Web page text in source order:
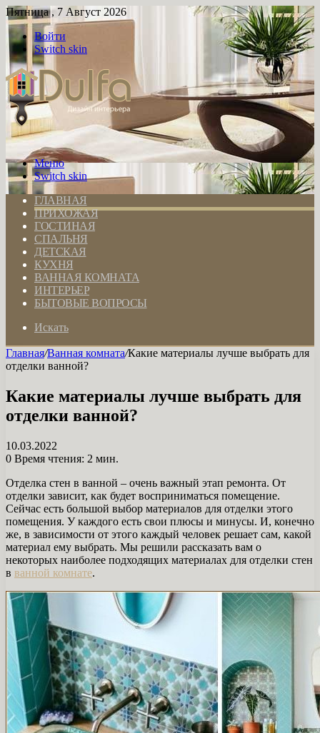
Пятница , 7 Август 2026
Войти
Switch skin
Меню
Switch skin
ГЛАВНАЯ
ПРИХОЖАЯ
ГОСТИНАЯ
СПАЛЬНЯ
ДЕТСКАЯ
КУХНЯ
ВАННАЯ КОМНАТА
ИНТЕРЬЕР
БЫТОВЫЕ ВОПРОСЫ
Искать
Главная/Ванная комната/Какие материалы лучше выбрать для
отделки ванной?
Какие материалы лучше выбрать для
отделки ванной?
10.03.2022
0 Время чтения: 2 мин.
Отделка стен в ванной – очень важный этап ремонта. От
отделки зависит, как будет восприниматься помещение.
Сейчас есть большой выбор материалов для отделки этого
помещения. У каждого есть свои плюсы и минусы. И, конечно
же, в зависимости от этого каждый человек решает сам, какой
материал ему выбрать. Мы решили рассказать вам о
некоторых наиболее подходящих материалах для отделки стен
в ванной комнате.